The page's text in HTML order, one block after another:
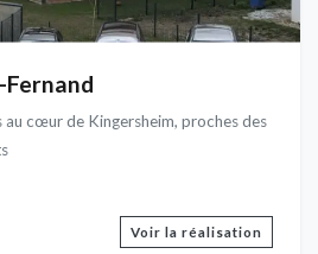
Fernand
cœur de Kingersheim, proches des
Voir la réalisation